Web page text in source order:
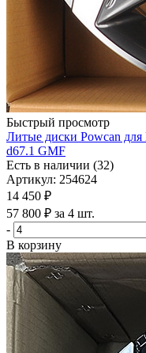
Быстрый просмотр
Литые диски Powcan для
d67.1 GMF
Есть в наличии (32)
Артикул: 254624
14 450 ₽
57 800 ₽ за 4 шт.
-
В корзину